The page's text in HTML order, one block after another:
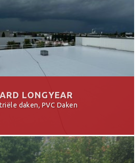
LONGYEAR
daken, PVC Daken